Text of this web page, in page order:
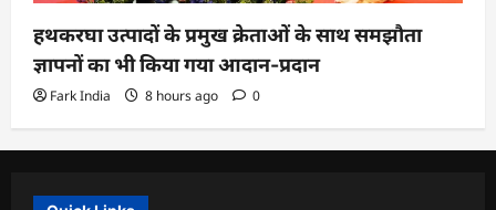
हथकरघा उत्पादों के प्रमुख क्रेताओं के साथ समझौता
ज्ञापनों का भी किया गया आदान-प्रदान
Fark India 8 hours ago 0